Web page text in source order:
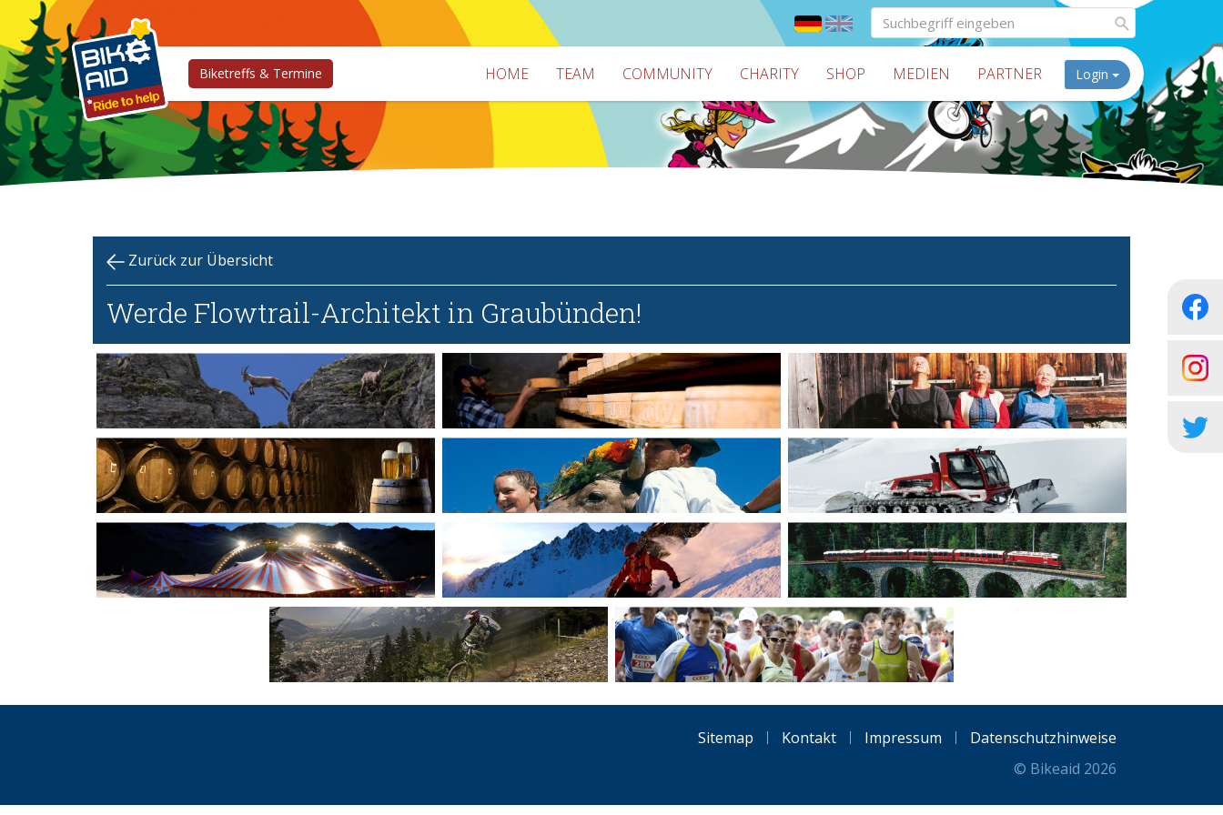
Biketreffs & Termine HOME TEAM COMMUNITY CHARITY SHOP MEDIEN PARTNER Login
Zurück zur Übersicht
Werde Flowtrail-Architekt in Graubünden!
Sitemap Kontakt Impressum
Datenschutzhinweise
© Bikeaid 2026